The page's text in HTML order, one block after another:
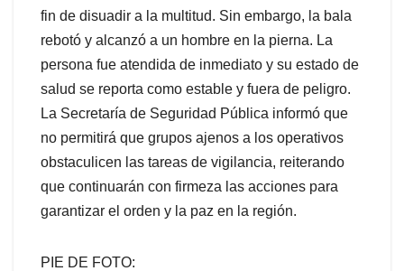
fin de disuadir a la multitud. Sin embargo, la bala
rebotó y alcanzó a un hombre en la pierna. La
persona fue atendida de inmediato y su estado de
salud se reporta como estable y fuera de peligro.
La Secretaría de Seguridad Pública informó que
no permitirá que grupos ajenos a los operativos
obstaculicen las tareas de vigilancia, reiterando
que continuarán con firmeza las acciones para
garantizar el orden y la paz en la región.
PIE DE FOTO: